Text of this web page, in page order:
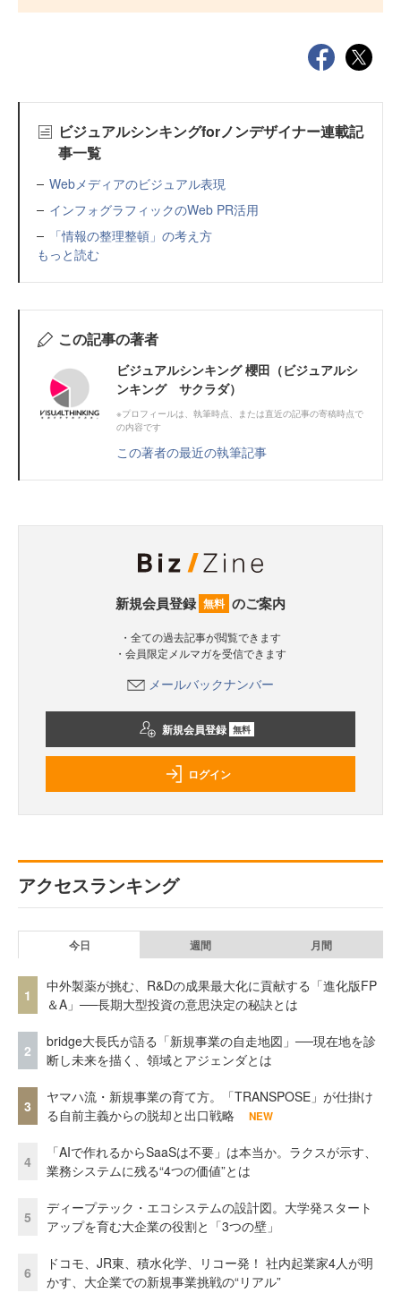
ビジュアルシンキングforノンデザイナー連載記
事一覧
Webメディアのビジュアル表現
インフォグラフィックのWeb PR活用
「情報の整理整頓」の考え方
もっと読む
この記事の著者
ビジュアルシンキング 櫻田（ビジュアルシ
ンキング サクラダ）
※プロフィールは、執筆時点、または直近の記事の寄稿時点で
の内容です
この著者の最近の執筆記事
新規会員登録 無料 のご案内
・全ての過去記事が閲覧できます
・会員限定メルマガを受信できます
メールバックナンバー
新規会員登録 無料
ログイン
アクセスランキング
今日 週間 月間
1
中外製薬が挑む、R&Dの成果最大化に貢献する「進化版FP
＆A」──長期大型投資の意思決定の秘訣とは
2
bridge大長氏が語る「新規事業の自走地図」──現在地を診
断し未来を描く、領域とアジェンダとは
3
ヤマハ流・新規事業の育て方。「TRANSPOSE」が仕掛け
る自前主義からの脱却と出口戦略
NEW
4
「AIで作れるからSaaSは不要」は本当か。ラクスが示す、
業務システムに残る“4つの価値”とは
5
ディープテック・エコシステムの設計図。大学発スタート
アップを育む大企業の役割と「3つの壁」
6
ドコモ、JR東、積水化学、リコー発！ 社内起業家4人が明
かす、大企業での新規事業挑戦の“リアル”